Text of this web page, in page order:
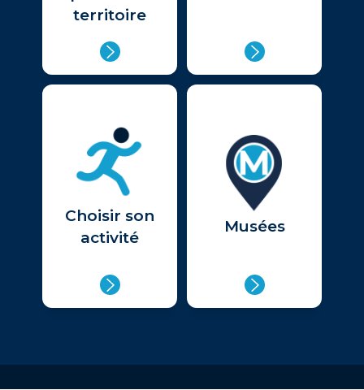
territoire
Choisir son
activité
Musées